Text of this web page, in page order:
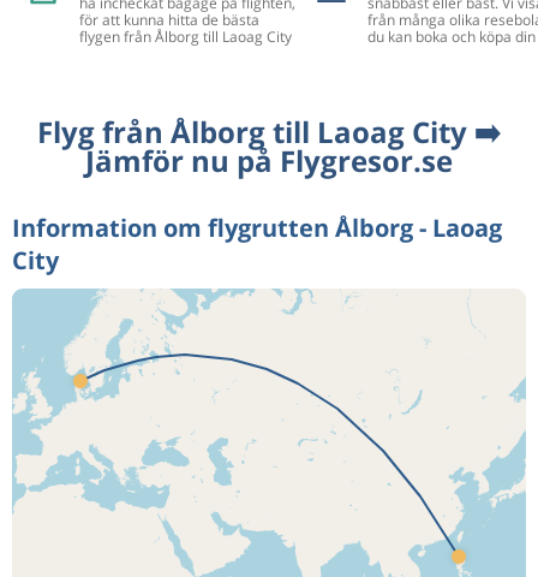
för att kunna hitta de bästa
flygen från Ålborg till Laoag City
från många olika
du kan boka och köpa
Flyg från Ålborg till Laoag City ➡️
Jämför nu på Flygresor.se
Information om flygrutten Ålborg - Laoag
City